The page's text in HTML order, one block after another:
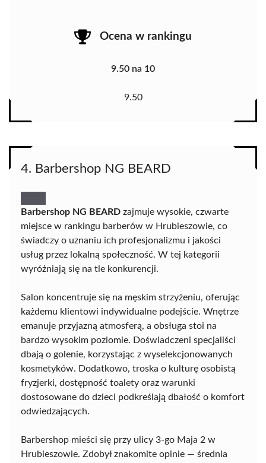
Ocena w rankingu
9.50 na 10
9.50
4. Barbershop NG BEARD
Barbershop NG BEARD zajmuje wysokie, czwarte
miejsce w rankingu barberów w Hrubieszowie, co
świadczy o uznaniu ich profesjonalizmu i jakości
usług przez lokalną społeczność. W tej kategorii
wyróżniają się na tle konkurencji.
Salon koncentruje się na męskim strzyżeniu, oferując
każdemu klientowi indywidualne podejście. Wnętrze
emanuje przyjazną atmosferą, a obsługa stoi na
bardzo wysokim poziomie. Doświadczeni specjaliści
dbają o golenie, korzystając z wyselekcjonowanych
kosmetyków. Dodatkowo, troska o kulturę osobistą
fryzjerki, dostępność toalety oraz warunki
dostosowane do dzieci podkreślają dbałość o komfort
odwiedzających.
Barbershop mieści się przy ulicy 3-go Maja 2 w
Hrubieszowie. Zdobył znakomite opinie — średnia